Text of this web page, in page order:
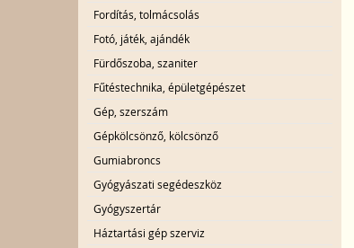
Fordítás, tolmácsolás
Fotó, játék, ajándék
Fürdőszoba, szaniter
Fűtéstechnika, épületgépészet
Gép, szerszám
Gépkölcsönző, kölcsönző
Gumiabroncs
Gyógyászati segédeszköz
Gyógyszertár
Háztartási gép szerviz